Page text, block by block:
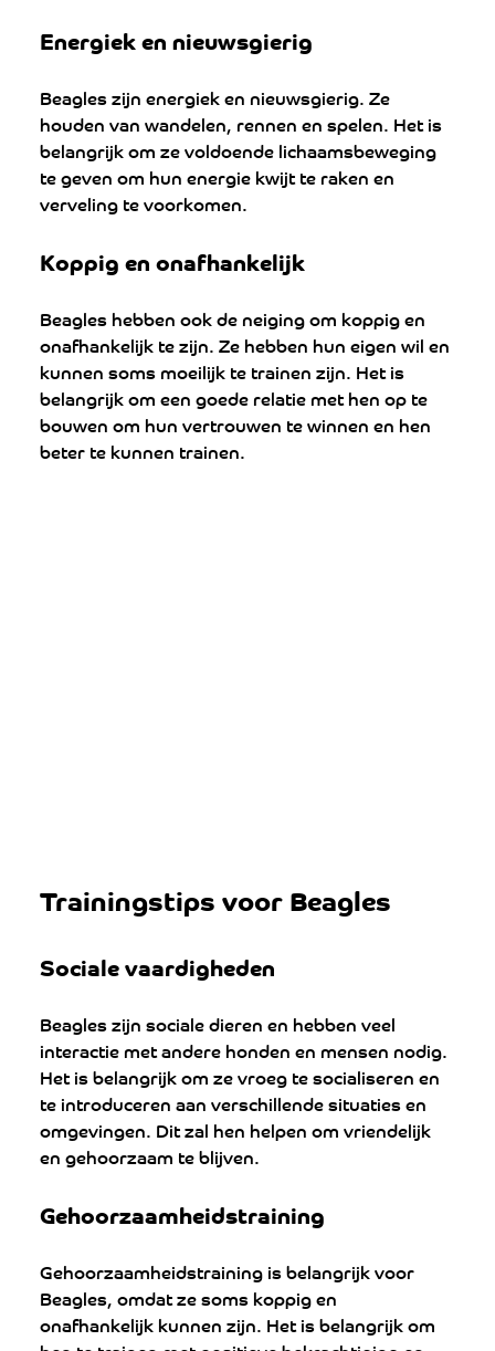
Energiek en nieuwsgierig
Beagles zijn energiek en nieuwsgierig. Ze
houden van wandelen, rennen en spelen. Het is
belangrijk om ze voldoende lichaamsbeweging
te geven om hun energie kwijt te raken en
verveling te voorkomen.
Koppig en onafhankelijk
Beagles hebben ook de neiging om koppig en
onafhankelijk te zijn. Ze hebben hun eigen wil en
kunnen soms moeilijk te trainen zijn. Het is
belangrijk om een goede relatie met hen op te
bouwen om hun vertrouwen te winnen en hen
beter te kunnen trainen.
Trainingstips voor Beagles
Sociale vaardigheden
Beagles zijn sociale dieren en hebben veel
interactie met andere honden en mensen nodig.
Het is belangrijk om ze vroeg te socialiseren en
te introduceren aan verschillende situaties en
omgevingen. Dit zal hen helpen om vriendelijk
en gehoorzaam te blijven.
Gehoorzaamheidstraining
Gehoorzaamheidstraining is belangrijk voor
Beagles, omdat ze soms koppig en
onafhankelijk kunnen zijn. Het is belangrijk om